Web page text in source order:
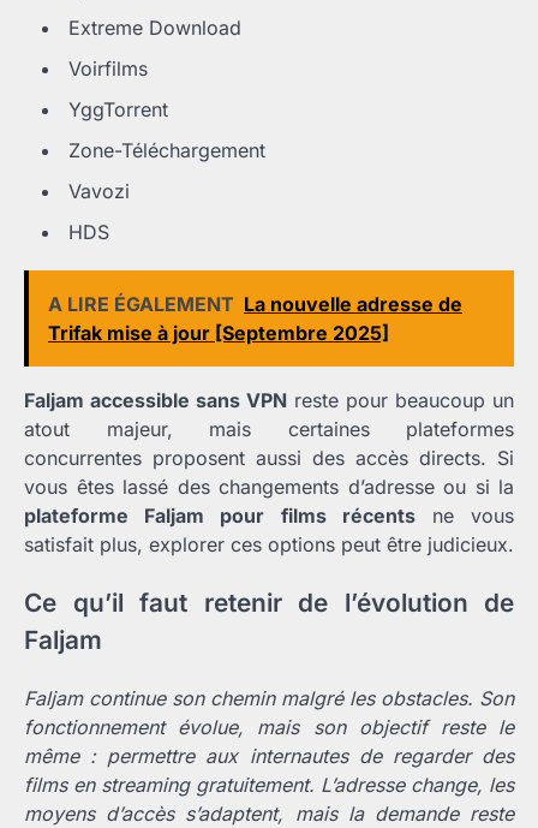
Extreme Download
Voirfilms
YggTorrent
Zone-Téléchargement
Vavozi
HDS
A LIRE ÉGALEMENT La nouvelle adresse de
Trifak mise à jour [Septembre 2025]
Faljam accessible sans VPN reste pour beaucoup un
atout majeur, mais certaines plateformes
concurrentes proposent aussi des accès directs. Si
vous êtes lassé des changements d’adresse ou si la
plateforme Faljam pour films récentsne vous
satisfait plus, explorer ces options peut être judicieux.
Ce qu’il faut retenir de l’évolution de
Faljam
Faljam continue son chemin malgré les obstacles. Son
fonctionnement évolue, mais son objectif reste le
même : permettre aux internautes de regarder des
films en streaming gratuitement. L’adresse change, les
moyens d’accès s’adaptent, mais la demande reste